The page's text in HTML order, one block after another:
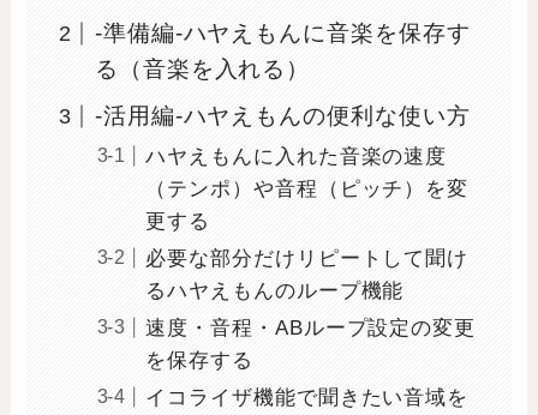
-準備編-ハヤえもんに音楽を保存す
る（音楽を入れる）
-活用編-ハヤえもんの便利な使い方
ハヤえもんに入れた音楽の速度
（テンポ）や音程（ピッチ）を変
更する
必要な部分だけリピートして聞け
るハヤえもんのループ機能
速度・音程・ABループ設定の変更
を保存する
イコライザ機能で聞きたい音域を